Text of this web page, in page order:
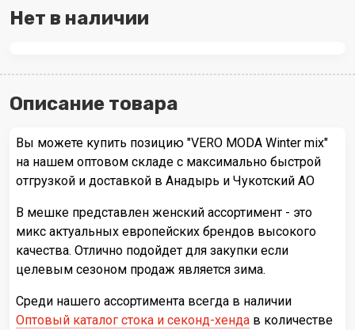
Нет в наличии
Описание товара
Вы можете купить позицию "VERO MODA Winter mix"
на нашем оптовом складе с максимально быстрой
отгрузкой и доставкой в Анадырь и Чукотский АО
В мешке представлен женский ассортимент - это
микс актуальных европейских брендов высокого
качества. Отлично подойдет для закупки если
целевым сезоном продаж является зима.
Среди нашего ассортимента всегда в наличии
Оптовый каталог стока и секонд-хенда в количестве